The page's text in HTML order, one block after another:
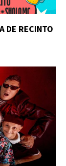
DE RECINTO